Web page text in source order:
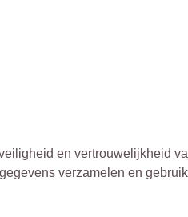
en vertrouwelijkheid
verzamelen en